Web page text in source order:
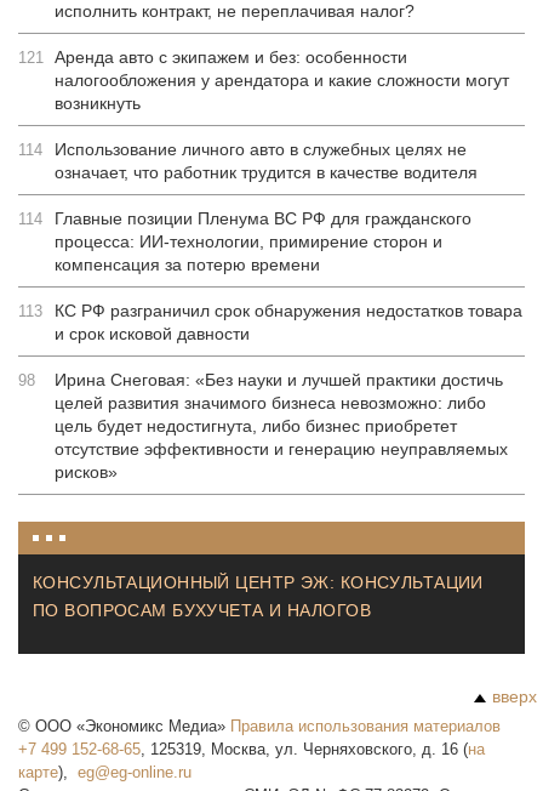
исполнить контракт, не переплачивая налог?
121 Аренда авто с экипажем и без: особенности
налогообложения у арендатора и какие сложности могут
возникнуть
114
Использование личного авто в служебных целях не
означает, что работник трудится в качестве водителя
114
Главные позиции Пленума ВС РФ для гражданского
процесса: ИИ-технологии, примирение сторон и
компенсация за потерю времени
113
КС РФ разграничил срок обнаружения недостатков товара
и срок исковой давности
98
Ирина Снеговая: «Без науки и лучшей практики достичь
целей развития значимого бизнеса невозможно: либо
цель будет недостигнута, либо бизнес приобретет
отсутствие эффективности и генерацию неуправляемых
рисков»
КОНСУЛЬТАЦИОННЫЙ ЦЕНТР ЭЖ: КОНСУЛЬТАЦИИ
ПО ВОПРОСАМ БУХУЧЕТА И НАЛОГОВ
вверх
© ООО «Экономикс Медиа» Правила использования материалов
+7 499 152-68-65, 125319, Москва, ул. Черняховского, д. 16 (на
карте),